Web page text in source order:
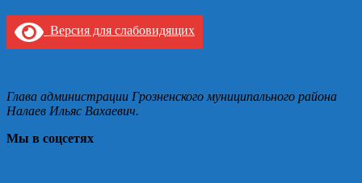
Версия для слабовидящих
Глава администрации Грозненского муниципального района
Налаев Ильяс Вахаевич.
Мы в соцсетях